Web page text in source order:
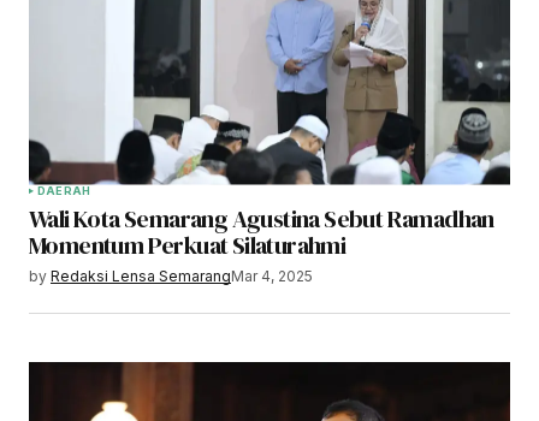
DAERAH
Wali Kota Semarang Agustina Sebut Ramadhan
Momentum Perkuat Silaturahmi
by Redaksi Lensa SemarangMar 4, 2025